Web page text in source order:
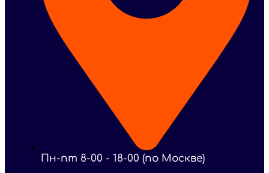
Пн-пт 8-00 - 18-00 (по Москве)